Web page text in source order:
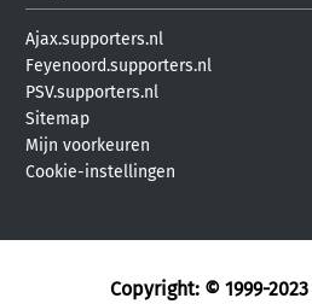
Ajax.supporters.nl
Feyenoord.supporters.nl
PSV.supporters.nl
Sitemap
Mijn voorkeuren
Cookie-instellingen
Copyright: © 1999-2023